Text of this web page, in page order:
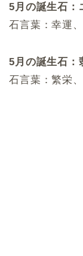
5月の誕生石：
石言葉：幸運
5月の誕生石：
石言葉：繁栄